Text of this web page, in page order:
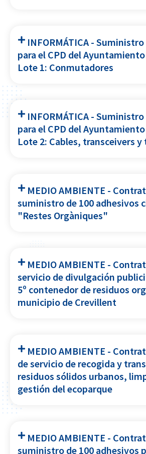
INFORMÁTICA -
para el CPD del
Lote 1: Conmutadores
INFORMÁTICA -
para el CPD del
Lote 2: Cables, transceivers
MEDIO AMBIENTE -
suministro de 100 adhesivos
"Restes Orgàniques"
MEDIO AMBIENTE -
servicio de divulgación
5º contenedor de residuos
municipio de Crevillent
MEDIO AMBIENTE -
de servicio de recogida y
residuos sólidos urbanos,
gestión del ecoparque
MEDIO AMBIENTE -
suministro de 100 adhesivos